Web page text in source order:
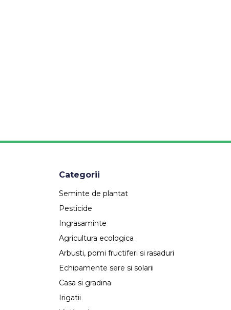
Categorii
Seminte de plantat
Pesticide
Ingrasaminte
Agricultura ecologica
Arbusti, pomi fructiferi si rasaduri
Echipamente sere si solarii
Casa si gradina
Irigatii